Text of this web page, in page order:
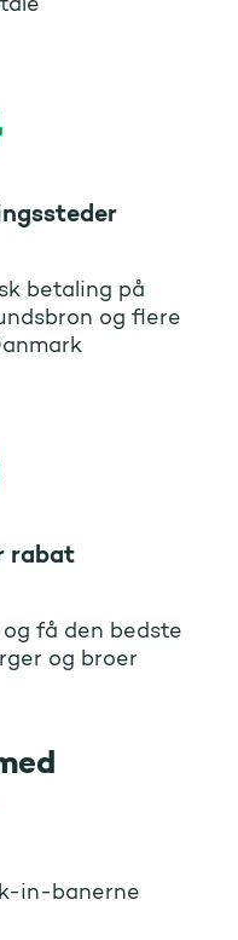
betaling på
og flere
rabat
få den bedste
og broer
in-banerne